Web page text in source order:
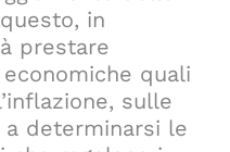
in
prestare
quali
sulle
a determinarsi le